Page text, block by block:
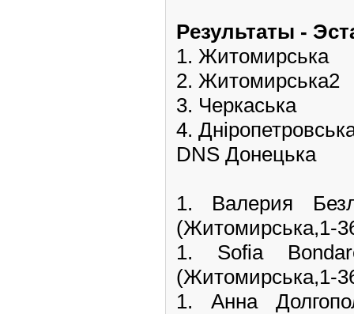
Pезультаты -
1. Житомирська
2. Житомирська2
3. Черкаська
4.
DNS Донецька
1. Валерия
(Житомирська,1-
1. Sofia
(Житомирська,1-
1. Анна